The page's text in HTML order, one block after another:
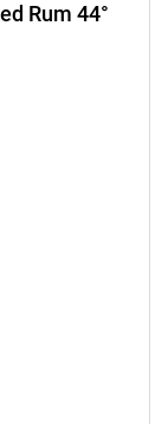
Rum 44°